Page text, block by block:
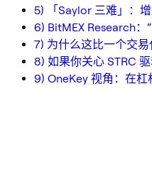
5) 「Saylor 三难」：
6) BitMEX Research：
7) 为什么这比一个交
8) 如果你关心 STRC
9) OneKey 视角：在